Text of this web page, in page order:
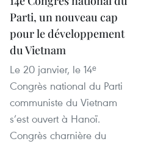
Parti, un nouveau cap
pour le développement
du Vietnam
Le 20 janvier, le 14ᵉ
Congrès national du Parti
communiste du Vietnam
s’est ouvert à Hanoï.
Congrès charnière du